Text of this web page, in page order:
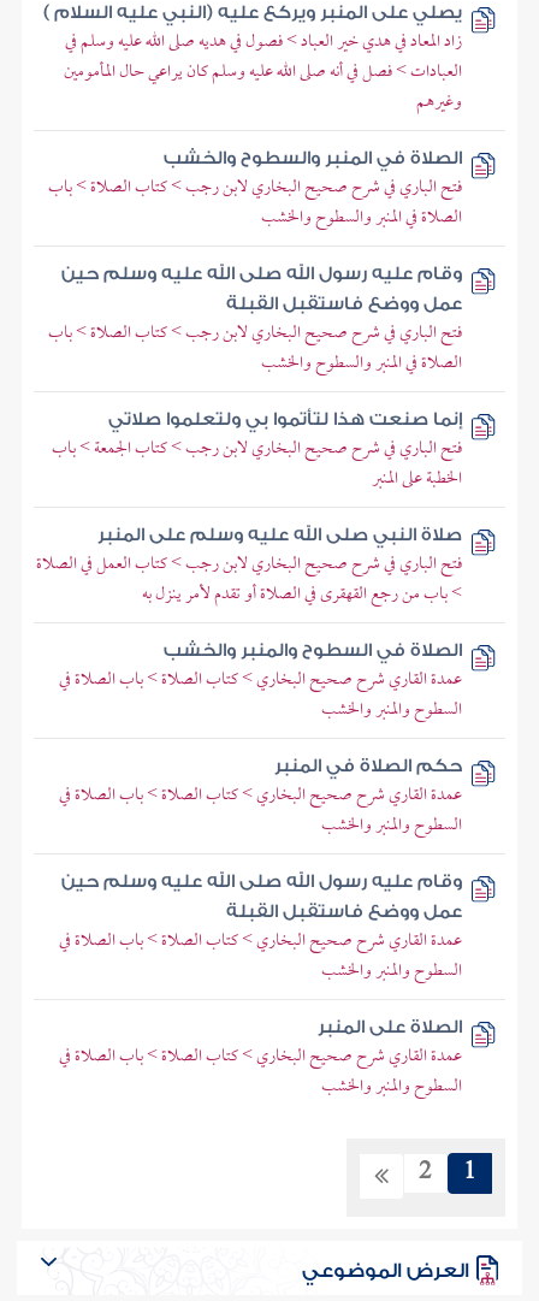
يصلي على المنبر ويركع عليه (النبي عليه السلام )
زاد المعاد في هدي خير العباد > فصول في هديه صلى الله عليه وسلم في
العبادات > فصل في أنه صلى الله عليه وسلم كان يراعي حال المأمومين
وغيرهم
الصلاة في المنبر والسطوح والخشب
فتح الباري في شرح صحيح البخاري لابن رجب > كتاب الصلاة > باب
الصلاة في المنبر والسطوح والخشب
وقام عليه رسول الله صلى الله عليه وسلم حين
عمل ووضع فاستقبل القبلة
فتح الباري في شرح صحيح البخاري لابن رجب > كتاب الصلاة > باب
الصلاة في المنبر والسطوح والخشب
إنما صنعت هذا لتأتموا بي ولتعلموا صلاتي
فتح الباري في شرح صحيح البخاري لابن رجب > كتاب الجمعة > باب
الخطبة على المنبر
صلاة النبي صلى الله عليه وسلم على المنبر
فتح الباري في شرح صحيح البخاري لابن رجب > كتاب العمل في الصلاة
> باب من رجع القهقرى في الصلاة أو تقدم لأمر ينزل به
الصلاة في السطوح والمنبر والخشب
عمدة القاري شرح صحيح البخاري > كتاب الصلاة > باب الصلاة في
السطوح والمنبر والخشب
حكم الصلاة في المنبر
عمدة القاري شرح صحيح البخاري > كتاب الصلاة > باب الصلاة في
السطوح والمنبر والخشب
وقام عليه رسول الله صلى الله عليه وسلم حين
عمل ووضع فاستقبل القبلة
عمدة القاري شرح صحيح البخاري > كتاب الصلاة > باب الصلاة في
السطوح والمنبر والخشب
الصلاة على المنبر
عمدة القاري شرح صحيح البخاري > كتاب الصلاة > باب الصلاة في
السطوح والمنبر والخشب
1
2
العرض الموضوعي